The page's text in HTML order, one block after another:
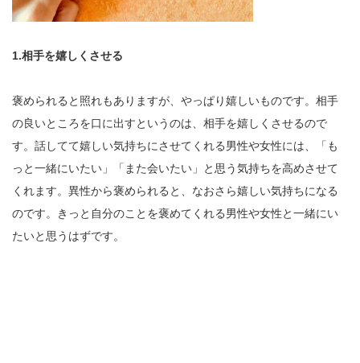
1.相手を嬉しくさせる
褒められると照れもありますが、やっぱり嬉しいものです。相手
の良いところを口に出すというのは、相手を嬉しくさせるので
す。話してて嬉しい気持ちにさせてくれる男性や女性には、「も
っと一緒にいたい」「また会いたい」と思う気持ちを高めさせて
くれます。異性から褒められると、なおさら嬉しい気持ちになる
のです。きっと自分のことを褒めてくれる男性や女性と一緒にい
たいと思うはずです。